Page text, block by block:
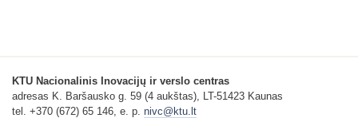
KTU Nacionalinis Inovacijų ir verslo centras
adresas K. Baršausko g. 59 (4 aukštas), LT-51423 Kaunas
tel. +370 (672) 65 146, e. p. nivc@ktu.lt